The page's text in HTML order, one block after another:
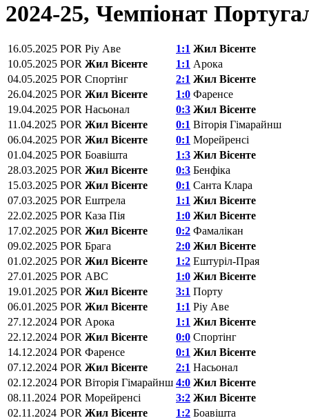
2024-25, Чемпіонат
16.05.2025 POR Ріу Аве 1:1 Жил Вісенте
10.05.2025 POR Жил Вісенте 1:1 Арока
04.05.2025 POR Спортінг 2:1 Жил Вісенте
26.04.2025 POR Жил Вісенте 1:0 Фаренсе
19.04.2025 POR Насьонал 0:3 Жил Вісенте
11.04.2025 POR Жил Вісенте 0:1 Віторія Гімарайнш
06.04.2025 POR Жил Вісенте 0:1 Морейренсі
01.04.2025 POR Боавішта 1:3 Жил Вісенте
28.03.2025 POR Жил Вісенте 0:3 Бенфіка
15.03.2025 POR Жил Вісенте 0:1 Санта Клара
07.03.2025 POR Ештрела 1:1 Жил Вісенте
22.02.2025 POR Каза Пія 1:0 Жил Вісенте
17.02.2025 POR Жил Вісенте 0:2 Фамалікан
09.02.2025 POR Брага 2:0 Жил Вісенте
01.02.2025 POR Жил Вісенте 1:2 Ештуріл-Прая
27.01.2025 POR АВС 1:0 Жил Вісенте
19.01.2025 POR Жил Вісенте 3:1 Порту
06.01.2025 POR Жил Вісенте 1:1 Ріу Аве
27.12.2024 POR Арока 1:1 Жил Вісенте
22.12.2024 POR Жил Вісенте 0:0 Спортінг
14.12.2024 POR Фаренсе 0:1 Жил Вісенте
07.12.2024 POR Жил Вісенте 2:1 Насьонал
02.12.2024 POR Віторія Гімарайнш 4:0 Жил Вісенте
08.11.2024 POR Морейренсі 3:2 Жил Вісенте
02.11.2024 POR Жил Вісенте 1:2 Боавішта